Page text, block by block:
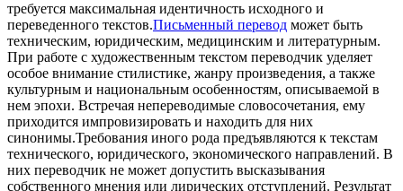
требуется максимальная идентичность исходного и
переведенного текстов.Письменный перевод может быть
техническим, юридическим, медицинским и литературным.
При работе с художественным текстом переводчик уделяет
особое внимание стилистике, жанру произведения, а также
культурным и национальным особенностям, описываемой в
нем эпохи. Встречая непереводимые словосочетания, ему
приходится импровизировать и находить для них
синонимы.Требования иного рода предъявляются к текстам
технического, юридического, экономического направлений. В
них переводчик не может допустить высказывания
собственного мнения или лирических отступлений. Результат